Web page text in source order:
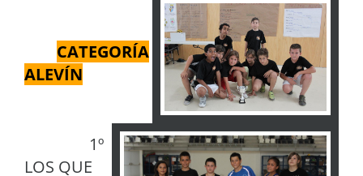
CATEGORÍA
ALEVÍN
1º
LOS QUE